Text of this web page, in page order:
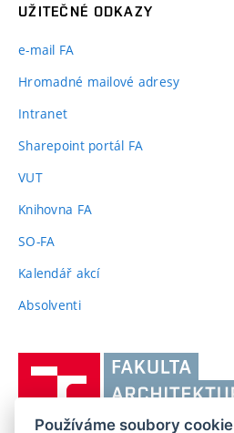
UŽITEČNÉ ODKAZY
e-mail FA
Hromadné mailové adresy
Intranet
Sharepoint portál FA
VUT(externí
Knihovna FA
SO-FA
Kalendář akcí
Absolventi(externí
Používáme soubory cookie